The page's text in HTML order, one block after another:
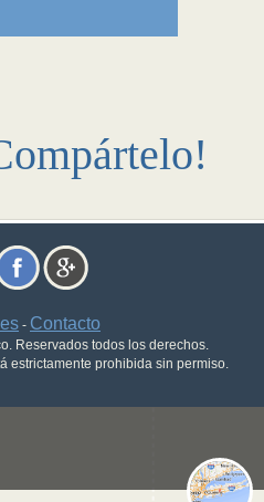
- Contacto
Reservados todos los derechos.
estrictamente prohibida sin permiso.